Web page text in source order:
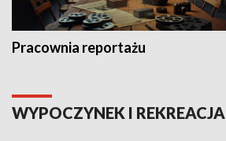
Pracownia reportażu
WYPOCZYNEK I REKREACJA